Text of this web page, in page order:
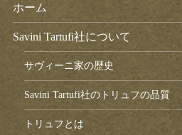
ホーム
Savini Tartufi社について
サヴィーニ家の歴史
Savini Tartufi社のトリュフの品質
トリュフとは